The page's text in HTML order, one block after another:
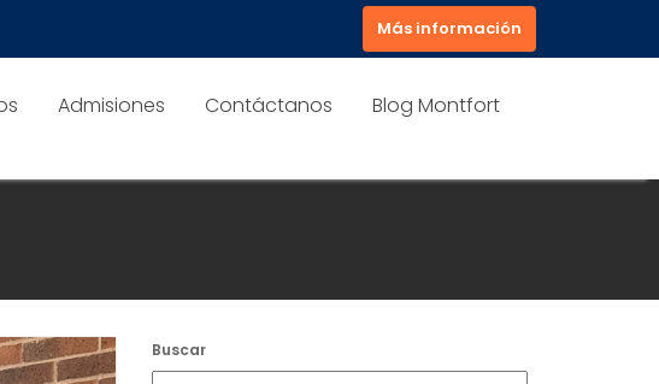
Más información
Admisiones Contáctanos Blog Montfort
Buscar